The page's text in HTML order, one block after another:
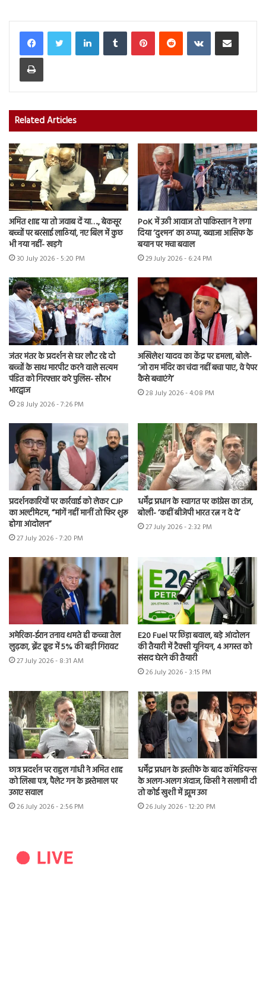
LinkedInTumblr PinterestReddit VKontakteShare via Email
Print
Related Articles
अमित शाह या तो जवाब दें या…., बेकसूर
बच्चों पर बरसाई लाठियां, नए बिल में कुछ
भी नया नहीं- खड़गे
30 July 2026 - 5:20 PM
PoK में उठी आवाज तो पाकिस्तान ने लगा
दिया ‘दुश्मन’ का ठप्पा, ख्वाजा आसिफ के
बयान पर मचा बवाल
29 July 2026 - 6:24 PM
जंतर मंतर के प्रदर्शन से घर लौट रहे दो
बच्चों के साथ मारपीट करने वाले सत्यम
पंडित को गिरफ्तार करे पुलिस- सौरभ
भारद्वाज
28 July 2026 - 7:26 PM
अखिलेश यादव का केंद्र पर हमला, बोले-
‘जो राम मंदिर का चंदा नहीं बचा पाए, वे पेपर
कैसे बचाएंगे’
28 July 2026 - 4:08 PM
प्रदर्शनकारियों पर कार्रवाई को लेकर CJP
का अल्टीमेटम, “मांगें नहीं मानीं तो फिर शुरू
होगा आंदोलन”
27 July 2026 - 7:20 PM
धर्मेंद्र प्रधान के स्वागत पर कांग्रेस का तंज,
बोली- ‘कहीं बीजेपी भारत रत्न न दे दे’
27 July 2026 - 2:32 PM
अमेरिका-ईरान तनाव थमते ही कच्चा तेल
लुढ़का, ब्रेंट क्रूड में 5% की बड़ी गिरावट
27 July 2026 - 8:31 AM
E20 Fuel पर छिड़ा बवाल, बड़े आंदोलन
की तैयारी में टैक्सी यूनियन, 4 अगस्त को
संसद घेरने की तैयारी
26 July 2026 - 3:15 PM
छात्र प्रदर्शन पर राहुल गांधी ने अमित शाह
को लिखा पत्र, पैलेट गन के इस्तेमाल पर
उठाए सवाल
26 July 2026 - 2:56 PM
धर्मेंद्र प्रधान के इस्तीफे के बाद कॉमेडियन्स
के अलग-अलग अंदाज, किसी ने सलामी दी
तो कोई खुशी में झूम उठा
26 July 2026 - 12:20 PM